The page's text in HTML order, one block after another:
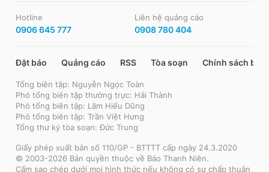
Hotline
0906 645 777
Liên hệ quảng cáo
0908 780 404
Đặt báo Quảng cáo RSS Tòa soạn Chính sách bảo
Tổng biên tập: Nguyễn Ngọc Toàn
Phó tổng biên tập thường trực: Hải Thành
Phó tổng biên tập: Lâm Hiếu Dũng
Phó tổng biên tập: Trần Việt Hưng
Tổng thư ký tòa soạn: Đức Trung
Giấy phép xuất bản số 110/GP - BTTTT cấp ngày 24.3.2020
© 2003-2026 Bản quyền thuộc về Báo Thanh Niên.
Cấm sao chép dưới mọi hình thức nếu không có sự chấp thuận